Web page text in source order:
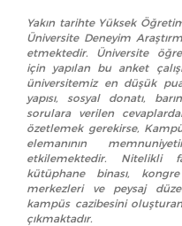
Yakın tarihte Yüksek
Üniversite Deneyim
etmektedir. Üniversite
için yapılan bu anket
üniversitemiz en düşük
yapısı, sosyal donatı,
sorulara verilen
özetlemek gerekirse,
elemanının
etkilemektedir. Nitelikli
kütüphane binası,
merkezleri ve peysaj
kampüs cazibesini
çıkmaktadır.